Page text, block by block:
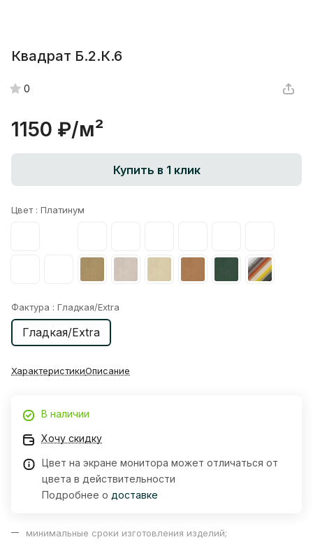
Квадрат Б.2.К.6
0
1150 ₽/м²
Купить в 1 клик
Цвет : Платинум
Фактура : Гладкая/Extra
Гладкая/Extra
ХарактеристикиОписание
В наличии
Хочу скидку
Цвет на экране монитора может отличаться от
цвета в действительности
Подробнее о доставке
минимальные сроки изготовления изделий;